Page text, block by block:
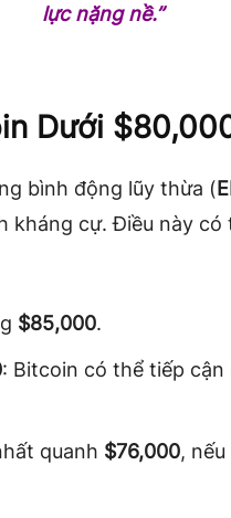
lực nặng nề.”
Dưới
bình động lũy thừa (
kháng cự. Điều này
$85,000.
: Bitcoin có thể tiếp
quanh $76,000,